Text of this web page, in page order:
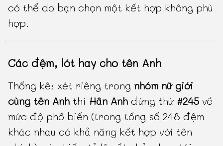
có thể do bạn chọn một kết hợp không phù
hợp.
Các đệm, lót hay cho tên Anh
Thống kê: xét riêng trong nhóm nữ giới
cùng tên Anh thì Hân Anh đứng thứ #245 về
mức độ phổ biến (trong tổng số 248 đệm
khác nhau có khả năng kết hợp với tên